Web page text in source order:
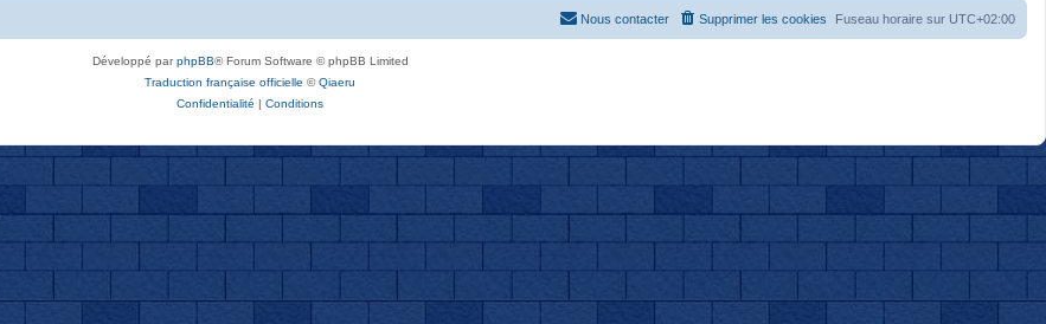
Fuseau horaire sur UTC+02:00
Supprimer les cookies
Nous contacter
Développé parphpBB® Forum Software © phpBB Limited
Traduction française officielle ©Qiaeru
Confidentialité | Conditions